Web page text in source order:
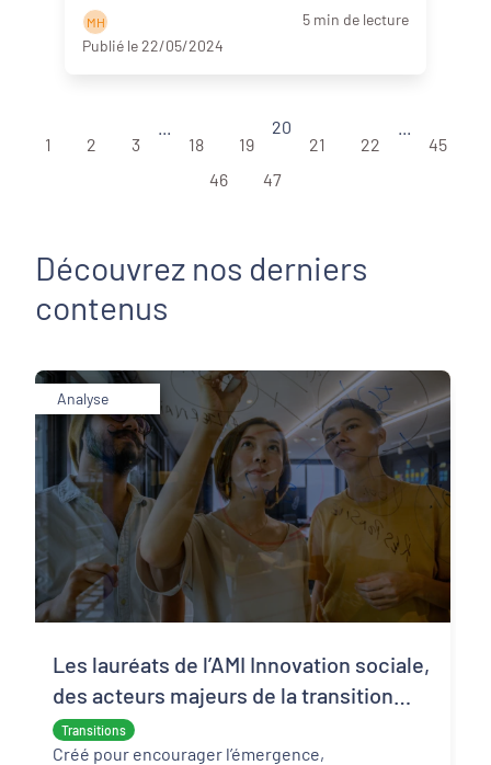
c ...
M H
5 min de lecture
Publié le 22/05/2024
1 2 3
18
19
20
21
22
45
46
47
Découvrez nos derniers
contenus
Analyse
Transitions
Les lauréats de l’AMI Innovation sociale,
des acteurs majeurs de la transition
écologique et sociale
Créé pour encourager l’émergence,